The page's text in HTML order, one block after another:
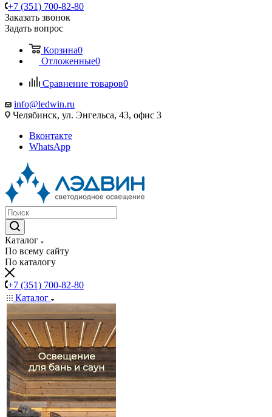
+7 (351) 700-82-80
Заказать звонок
Задать вопрос
Корзина0
Отложенные0
Сравнение товаров0
info@ledwin.ru
Челябинск, ул. Энгельса, 43, офис 3
Вконтакте
WhatsApp
Каталог
По всему сайту
По каталогу
+7 (351) 700-82-80
Каталог